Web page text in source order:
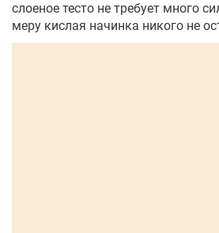
слоеное тесто не требует много
меру кислая начинка никого не